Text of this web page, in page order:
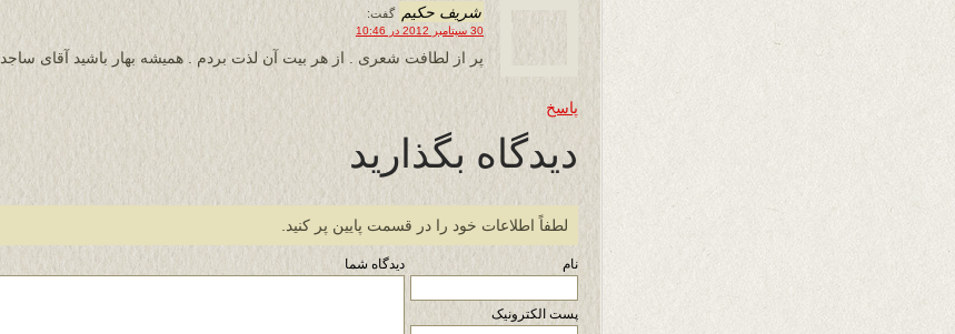
شريف حكيم گفت:
30 سپتامبر 2012 در 10:46
پر از لطافت شعرى . از هر بيت آن لذت بردم . هميشه بهار باشيد آقاى ساجد.
پاسخ
دیدگاه بگذارید
لطفاً اطلاعات خود را در قسمت پایین پر کنید.
نام
پست الکترونیک
دیدگاه شما